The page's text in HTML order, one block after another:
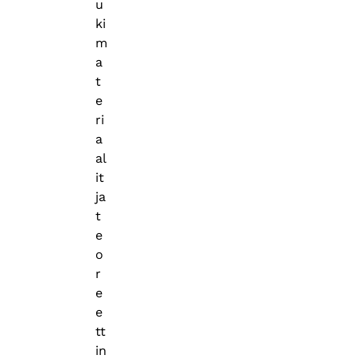
u
ki
m
a
t
e
ri
a
al
it
ja
t
e
o
r
e
e
tt
in